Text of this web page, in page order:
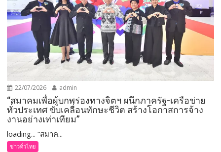
22/07/2026 admin
“สมาคมเพื่อผู้บกพร่องทางจิตฯ ผนึกภาครัฐ-เครือข่าย
ทั่วประเทศ ขับเคลื่อนทักษะชีวิต สร้างโอกาสการจ้าง
งานอย่างเท่าเทียม”
loading... “สมาค...
ข่าวทั่วไทย